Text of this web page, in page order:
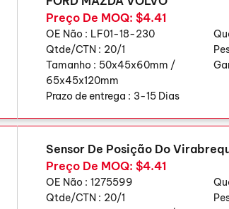
Preço De MOQ: $4.41
OE Não : LF01-18-230
Qtde/CTN : 20/1
Tamanho : 50x45x60mm /
65x45x120mm
Prazo de entrega : 3-15 Dias
Sensor De Posição Do
Preço De MOQ: $4.41
OE Não : 1275599
Qtde/CTN : 20/1